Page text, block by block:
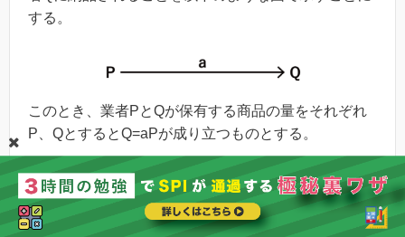
する。
このとき、業者PとQが保有する商品の量をそれぞれ
P、QとするとQ=aPが成り立つものとする。
また、業者Pが出荷する商品のうち比率aと、業者Qが
出荷する商品のうち比率bとが業者Rに納品されるこ
とを以下のような図で示すことにする。